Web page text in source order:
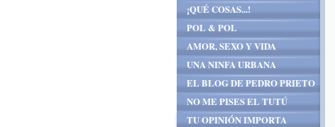
¡QUÉ COSAS...!
POL & POL
AMOR, SEXO Y VIDA
UNA NINFA URBANA
EL BLOG DE PEDRO PRIETO
NO ME PISES EL TUTÚ
TU OPINIÓN IMPORTA